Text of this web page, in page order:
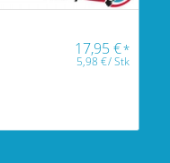
17,95€*
5,98€/Stk